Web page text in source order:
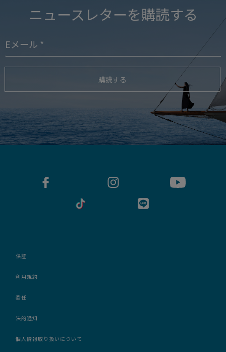
ニュースレターを購読する
購読する
保証
利用規約
委任
法的通知
個人情報取り扱いについて